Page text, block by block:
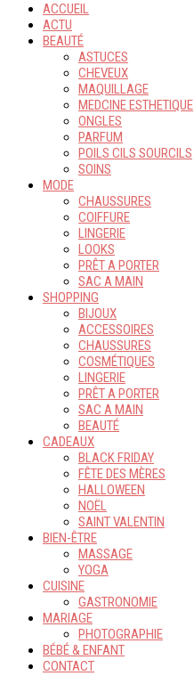
ACCUEIL
ACTU
BEAUTÉ
ASTUCES
CHEVEUX
MAQUILLAGE
MEDCINE ESTHETIQUE
ONGLES
PARFUM
POILS CILS SOURCILS
SOINS
MODE
CHAUSSURES
COIFFURE
LINGERIE
LOOKS
PRÊT A PORTER
SAC A MAIN
SHOPPING
BIJOUX
ACCESSOIRES
CHAUSSURES
COSMÉTIQUES
LINGERIE
PRÊT A PORTER
SAC A MAIN
BEAUTÉ
CADEAUX
BLACK FRIDAY
FÊTE DES MÈRES
HALLOWEEN
NOËL
SAINT VALENTIN
BIEN-ÊTRE
MASSAGE
YOGA
CUISINE
GASTRONOMIE
MARIAGE
PHOTOGRAPHIE
BÉBÉ & ENFANT
CONTACT